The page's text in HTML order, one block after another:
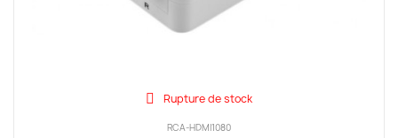
Rupture de stock
RCA-HDMI1080